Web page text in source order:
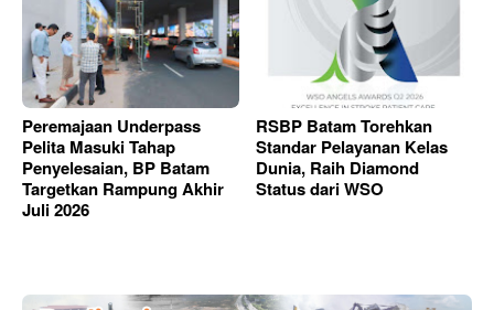
Peremajaan Underpass
Pelita Masuki Tahap
Penyelesaian, BP Batam
Targetkan Rampung Akhir
Juli 2026
RSBP Batam Torehkan
Standar Pelayanan Kelas
Dunia, Raih Diamond
Status dari WSO